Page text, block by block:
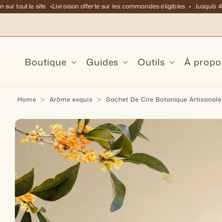
passer au contenu
le site Livraison offerte sur les commandes éligibles Jusqu’à 45%
Boutique Guides Outils À
Home Arôme exquis Sachet De Cire Botanique
aux informations produits